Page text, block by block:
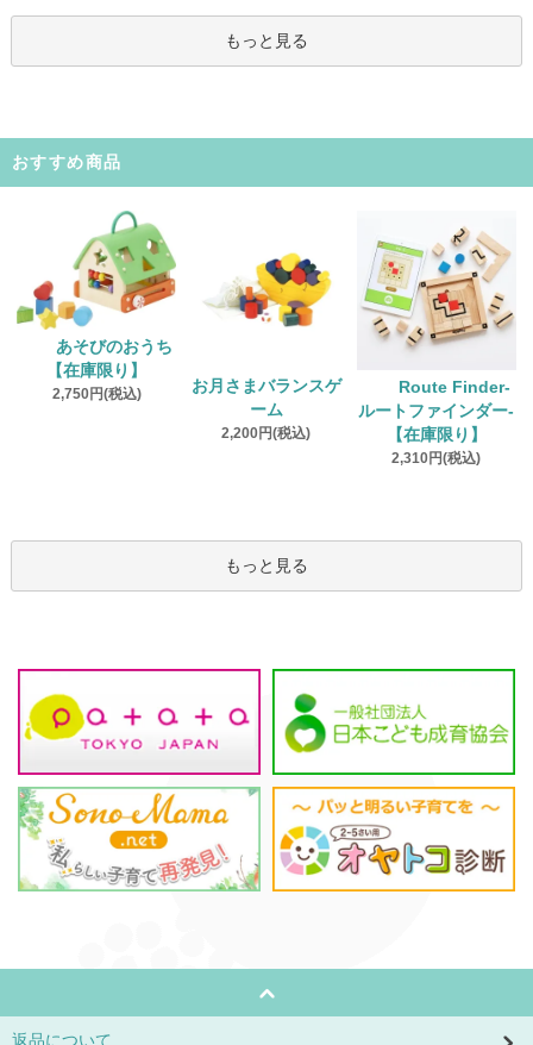
もっと見る
おすすめ商品
あそびのおうち
【在庫限り】
2,750円(税込)
お月さまバランスゲ
ーム
2,200円(税込)
Route Finder‐
ルートファインダー‐
【在庫限り】
2,310円(税込)
もっと見る
返品について